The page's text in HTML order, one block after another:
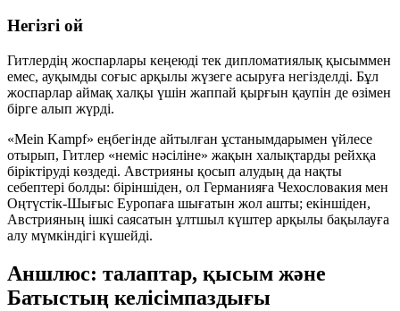
Негізгі ой
Гитлердің жоспарлары кеңеюді тек дипломатиялық қысыммен
емес, ауқымды соғыс арқылы жүзеге асыруға негізделді. Бұл
жоспарлар аймақ халқы үшін жаппай қырғын қаупін де өзімен
бірге алып жүрді.
«Mein Kampf» еңбегінде айтылған ұстанымдарымен үйлесе
отырып, Гитлер «неміс нәсіліне» жақын халықтарды рейхқа
біріктіруді көздеді. Австрияны қосып алудың да нақты
себептері болды: біріншіден, ол Германияға Чехословакия мен
Оңтүстік-Шығыс Еуропаға шығатын жол ашты; екіншіден,
Австрияның ішкі саясатын ұлтшыл күштер арқылы бақылауға
алу мүмкіндігі күшейді.
Аншлюс: талаптар, қысым және
Батыстың келісімпаздығы